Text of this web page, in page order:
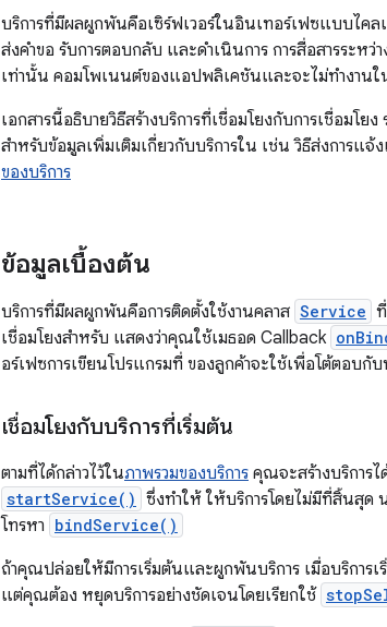
บริการที่มีผลผูกพันคือเซิร์ฟเวอร์ในอินเทอร์เฟซแบบไคล
ส่งคำขอ รับการตอบกลับ และดำเนินการ การสื่อสารระห
เท่านั้น คอมโพเนนต์ของแอปพลิเคชันและจะไม่ทำงาน
เอกสารนี้อธิบายวิธีสร้างบริการที่เชื่อมโยงกับการเชื่อมโ
สำหรับข้อมูลเพิ่มเติมเกี่ยวกับบริการใน เช่น วิธีส่งการแ
ของบริการ
ข้อมูลเบื้องต้น
บริการที่มีผลผูกพันคือการติดตั้งใช้งานคลาส Service
เชื่อมโยงสำหรับ แสดงว่าคุณใช้เมธอด Callback
อร์เฟซการเขียนโปรแกรมที่ ของลูกค้าจะใช้เพื่อโต้ตอบกับ
เชื่อมโยงกับบริการที่เริ่มต้น
ตามที่ได้กล่าวไว้ในภาพรวมของบริการ คุณจะสร้างบริการ
startService() ซึ่งทำให้ ให้บริการโดยไม่มีที่สิ้นสุด
โทรหา bindService()
ถ้าคุณปล่อยให้มีการเริ่มต้นและผูกพันบริการ เมื่อบริการเ
แต่คุณต้อง หยุดบริการอย่างชัดเจนโดยเรียกใช้